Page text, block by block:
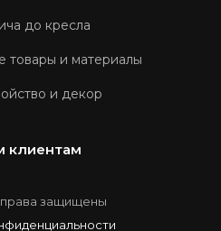
до кресла
товары и материалы
и декор
клиентам
защищены